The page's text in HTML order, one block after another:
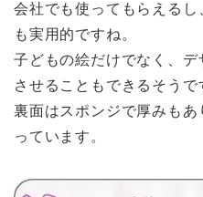
会社でも使ってもらえる
も実用的ですね。
子どもの絵だけでなく、
させることもできるそうで
裏面はスポンジで厚みも
っています。